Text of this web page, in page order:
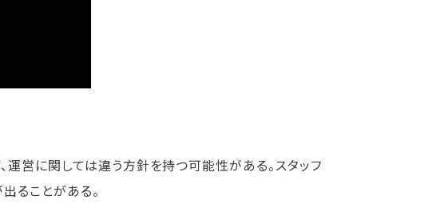
営に関しては違う方針を持つ可能性がある。スタッフ
ることがある。